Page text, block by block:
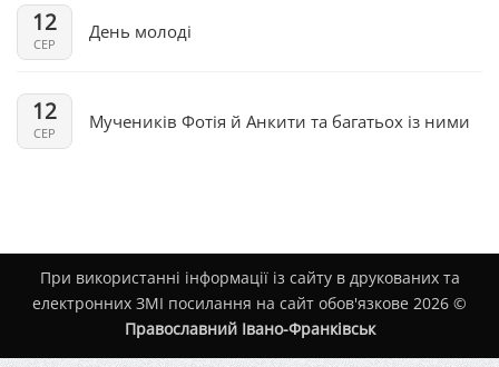
12
СЕР
День молоді
12
СЕР
Мучеників Фотія й Анкити та багатьох із ними
При використанні інформації із сайту в друкованих та
електронних ЗМІ посилання на сайт обов'язкове 2026 ©
Православний Івано-Франківськ